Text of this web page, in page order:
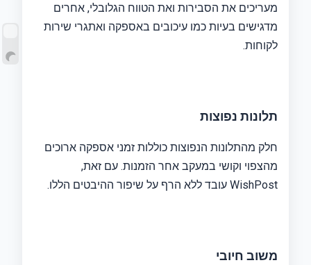
מעריכים את הסבירות ואת הטווח הגלובלי, אחרים
מדגישים בעיות כמו עיכובים באספקה ​​ואתגרי שירות
לקוחות.
תלונות נפוצות
חלק מהתלונות הנפוצות כוללות זמני אספקה ​​ארוכים
מהצפוי וקושי במעקב אחר הזמנות. עם זאת,
WishPost עובד ללא הרף על שיפור ההיבטים הללו.
משוב חיובי